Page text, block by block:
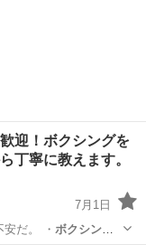
迎！ボクシングを
丁寧に教えます。
7月1日
だ。 ・ ボクシング